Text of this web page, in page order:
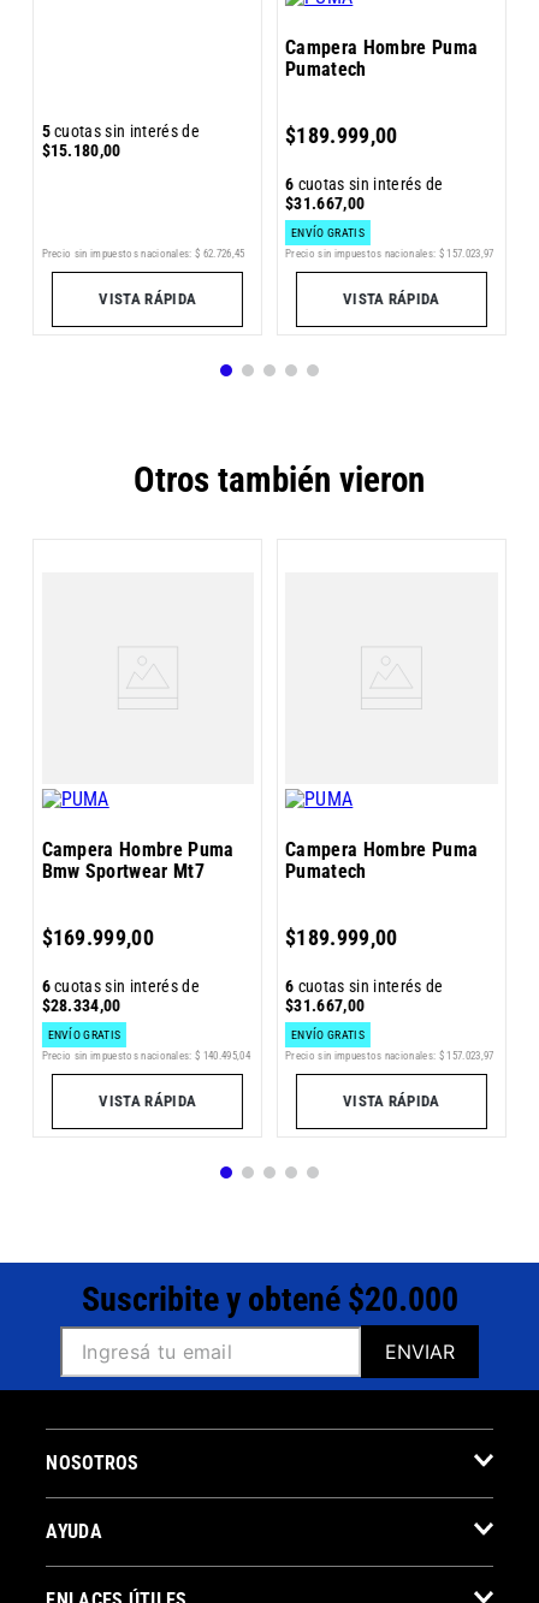
5cuotas sin interés de
$15.180,00
Precio sin impuestos nacionales: $ 62.726,45
VISTA RÁPIDA
Campera Hombre Puma
Pumatech
$189.999,00
6 cuotas sin interés de
$31.667,00
ENVÍO GRATIS
Precio sin impuestos nacionales: $ 157.023,97
VISTA RÁPIDA
Otros también vieron
Campera Hombre Puma
Bmw Sportwear Mt7
$169.999,00
6cuotas sin interés de
$28.334,00
ENVÍO GRATIS
Precio sin impuestos nacionales: $ 140.495,04
VISTA RÁPIDA
Campera Hombre Puma
Pumatech
$189.999,00
6 cuotas sin interés de
$31.667,00
ENVÍO GRATIS
Precio sin impuestos nacionales: $ 157.023,97
VISTA RÁPIDA
Suscribite y obtené $20.000
ENVIAR
NOSOTROS
AYUDA